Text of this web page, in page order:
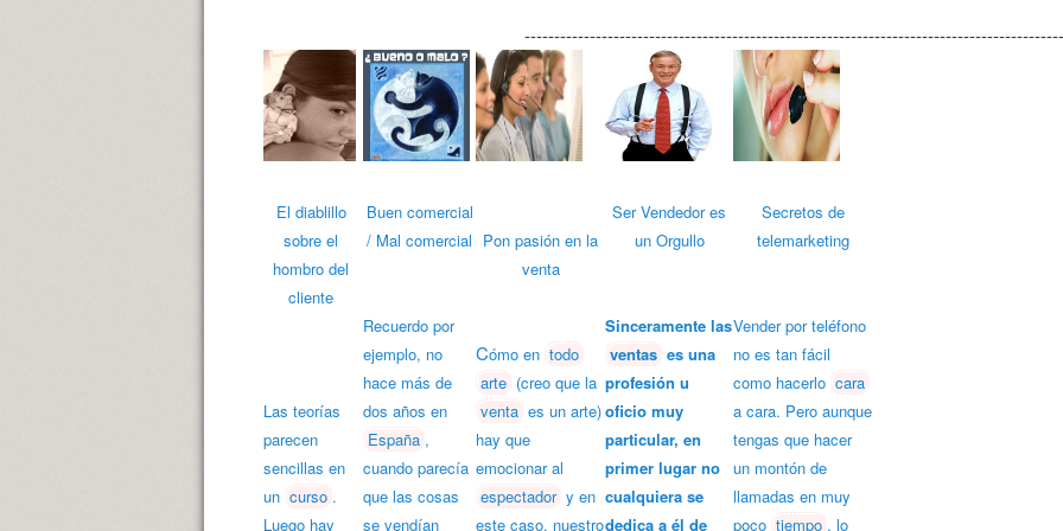
El diablillo
sobre el
hombro del
cliente
Las teorías
parecen
sencillas en
un curso .
Luego hay
Buen comercial
/ Mal comercial
Recuerdo por
ejemplo, no
hace más de
dos años en
España ,
cuando parecía
que las cosas
se vendían
Pon pasión en la
venta
Cómo en todo
arte (creo que la
venta es un arte)
hay que
emocionaral
espectador y en
este caso, nuestro
Ser Vendedor es
un Orgullo
Sinceramente las
ventas es una
profesión u
oficio muy
particular, en
primer lugar no
cualquiera se
dedica a él de
Secretos de
telemarketing
Vender por teléfono
no es tan fácil
como hacerlo cara
a cara. Pero aunque
tengas que hacer
un montón de
llamadas en muy
poco tiempo , lo